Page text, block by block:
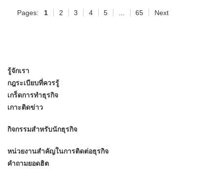
Pages: 1 2 3 4 5 65 Next
รู้จักเรา
กฎระเบียบที่ควรรู้
เกร็ดการทำธุรกิจ
เกาะติดข่าว
กิจกรรมสำหรับนักธุรกิจ
หน่วยงานสำคัญในการติดต่อธุรกิจ
คำถามยอดฮิต